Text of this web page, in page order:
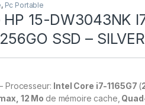
, Pc Portable
15-DW3043NK I7
SSD – SILVER
Processeur: Intel Core i7-1165G7 (
12 Mo de mémoire cache,